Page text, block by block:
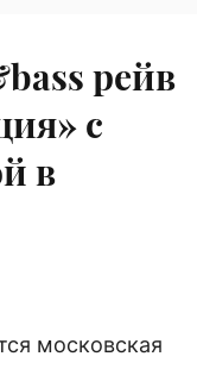
рейв
с
в
московская